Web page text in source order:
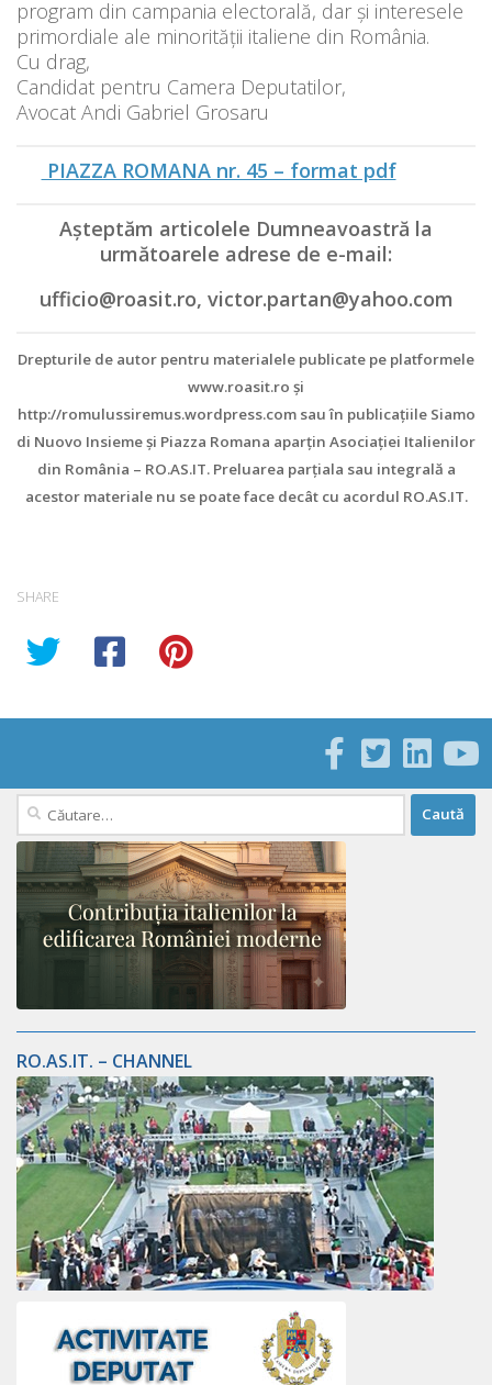
program din campania electorală, dar și interesele
primordiale ale minorității italiene din România.
Cu drag,
Candidat pentru Camera Deputatilor,
Avocat Andi Gabriel Grosaru
PIAZZA ROMANA nr. 45 – format pdf
Aşteptăm articolele Dumneavoastră la
următoarele adrese de e-mail:
ufficio@roasit.ro, victor.partan@yahoo.com
Drepturile de autor pentru materialele publicate pe platformele
www.roasit.ro şi
http://romulussiremus.wordpress.com sau în publicaţiile Siamo
di Nuovo Insieme şi Piazza Romana aparţin Asociaţiei Italienilor
din România – RO.AS.IT. Preluarea parţiala sau integrală a
acestor materiale nu se poate face decât cu acordul RO.AS.IT.
SHARE
Caută
după:
RO.AS.IT. – CHANNEL